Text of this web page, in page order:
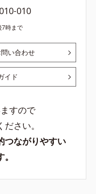
010
7時まで
い合わせ
イド
すので
さい。
つながりやすい